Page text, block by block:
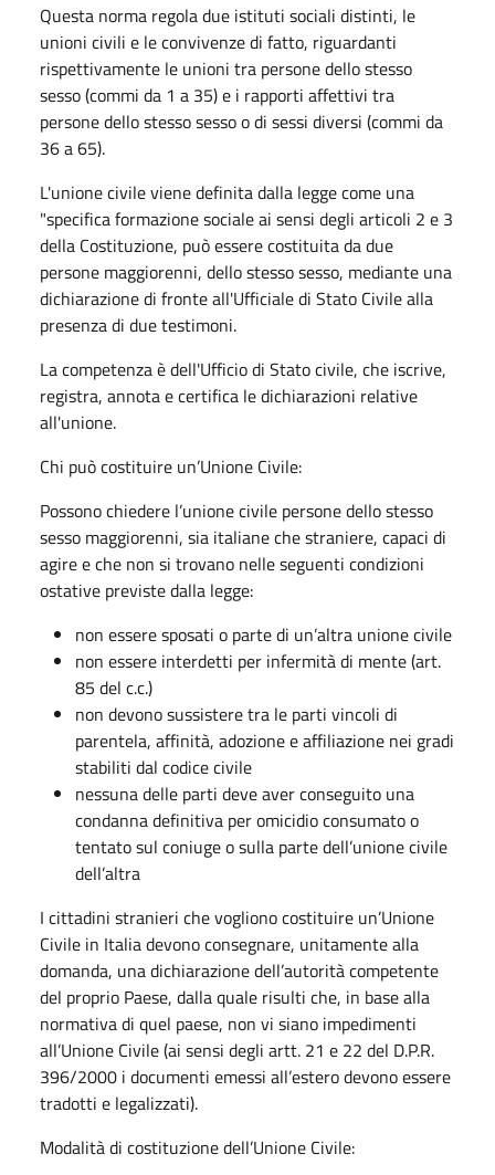
Questa norma regola due istituti sociali distinti, le
unioni civili e le convivenze di fatto, riguardanti
rispettivamente le unioni tra persone dello stesso
sesso (commi da 1 a 35) e i rapporti affettivi tra
persone dello stesso sesso o di sessi diversi (commi da
36 a 65).
L'unione civile viene definita dalla legge come una
"specifica formazione sociale ai sensi degli articoli 2 e 3
della Costituzione, può essere costituita da due
persone maggiorenni, dello stesso sesso, mediante una
dichiarazione di fronte all'Ufficiale di Stato Civile alla
presenza di due testimoni.
La competenza è dell'Ufficio di Stato civile, che iscrive,
registra, annota e certifica le dichiarazioni relative
all'unione.
Chi può costituire un’Unione Civile:
Possono chiedere l’unione civile persone dello stesso
sesso maggiorenni, sia italiane che straniere, capaci di
agire e che non si trovano nelle seguenti condizioni
ostative previste dalla legge:
non essere sposati o parte di un’altra unione civile
non essere interdetti per infermità di mente (art.
85 del c.c.)
non devono sussistere tra le parti vincoli di
parentela, affinità, adozione e affiliazione nei gradi
stabiliti dal codice civile
nessuna delle parti deve aver conseguito una
condanna definitiva per omicidio consumato o
tentato sul coniuge o sulla parte dell’unione civile
dell’altra
I cittadini stranieri che vogliono costituire un’Unione
Civile in Italia devono consegnare, unitamente alla
domanda, una dichiarazione dell’autorità competente
del proprio Paese, dalla quale risulti che, in base alla
normativa di quel paese, non vi siano impedimenti
all’Unione Civile (ai sensi degli artt. 21 e 22 del D.P.R.
396/2000 i documenti emessi all’estero devono essere
tradotti e legalizzati).
Modalità di costituzione dell’Unione Civile: